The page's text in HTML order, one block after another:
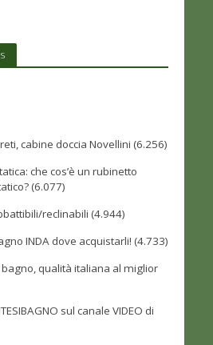
cabine doccia Novellini (6.256)
che cos’è un rubinetto
(6.077)
reclinabili (4.944)
INDA dove acquistarli! (4.733)
qualità italiana al miglior
sul canale VIDEO di